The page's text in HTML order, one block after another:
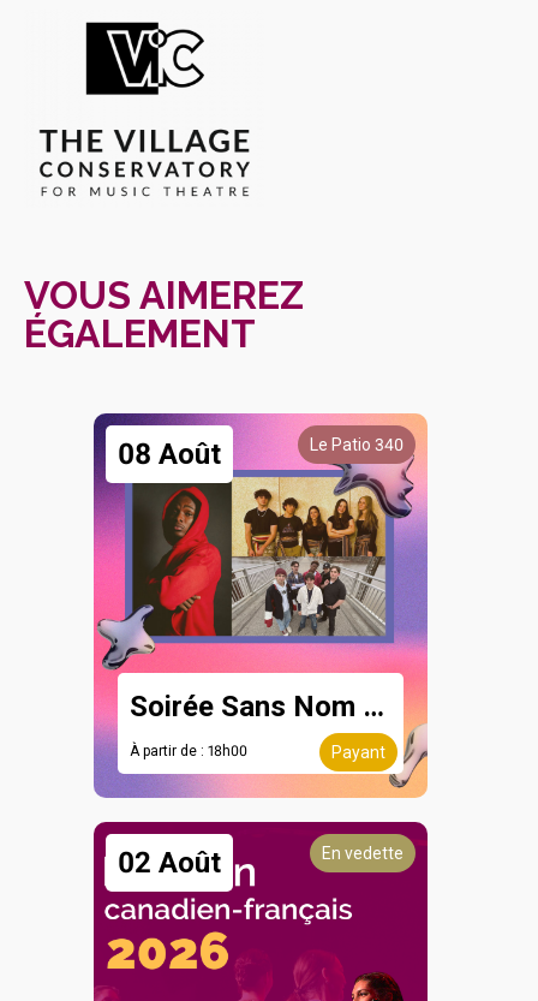
VOUS AIMEREZ
ÉGALEMENT
08 Août Le Patio 340
Soirée Sans Nom - 8 août
À partir de : 18h00 Payant
02 Août En vedette